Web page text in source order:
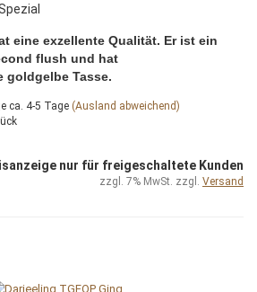
eine exzellente Qualität. Er ist ein
flush und hat
goldgelbe Tasse.
ca. 4-5 Tage (Ausland abweichend)
nur für freigeschaltete Kunden
zzgl. 7% MwSt. zzgl. Versand